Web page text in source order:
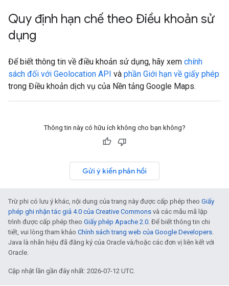
Quy định hạn chế theo Điều khoản sử
dụng
Để biết thông tin về điều khoản sử dụng, hãy xem chính
sách đối với Geolocation API và phần Giới hạn về giấy phép
trong Điều khoản dịch vụ của Nền tảng Google Maps.
Thông tin này có hữu ích không cho bạn không?
Gửi ý kiến phản hồi
Trừ phi có lưu ý khác, nội dung của trang này được cấp phép theo Giấy
phép ghi nhận tác giả 4.0 của Creative Commons và các mẫu mã lập
trình được cấp phép theo Giấy phép Apache 2.0. Để biết thông tin chi
tiết, vui lòng tham khảo Chính sách trang web của Google Developers.
Java là nhãn hiệu đã đăng ký của Oracle và/hoặc các đơn vị liên kết với
Oracle.
Cập nhật lần gần đây nhất: 2026-07-12 UTC.